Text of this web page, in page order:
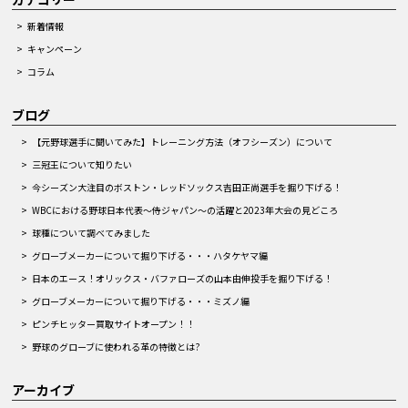
新着情報
キャンペーン
コラム
ブログ
【元野球選手に聞いてみた】トレーニング方法（オフシーズン）について
三冠王について知りたい
今シーズン大注目のボストン・レッドソックス吉田正尚選手を掘り下げる！
WBCにおける野球日本代表～侍ジャパン～の活躍と2023年大会の見どころ
球種について調べてみました
グローブメーカーについて掘り下げる・・・ハタケヤマ編
日本のエース！オリックス・バファローズの山本由伸投手を掘り下げる！
グローブメーカーについて掘り下げる・・・ミズノ編
ピンチヒッター買取サイトオープン！！
野球のグローブに使われる革の特徴とは?
アーカイブ